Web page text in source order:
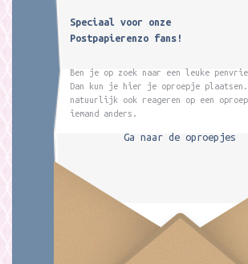
Speciaal voor onze
Postpapierenzo fans!
Ben je op zoek naar een leuke
Dan kun je hier je oproepje
natuurlijk ook reageren op een
iemand anders.
Ga naar de oproepjes